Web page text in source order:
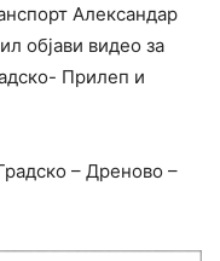
Александар
објави видео за
Прилеп и
– Дреново –